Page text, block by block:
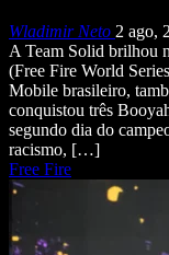
Wladimir Neto 2 ago,
A Team Solid brilhou
(Free Fire World
Mobile brasileiro,
conquistou três
segundo dia do
racismo, […]
Free Fire